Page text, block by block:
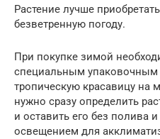
Растение лучше
безветренную погоду.
При покупке зимой
специальным упаковочным
тропическую красавицу
нужно сразу определить
и оставить его без полива
освещением для